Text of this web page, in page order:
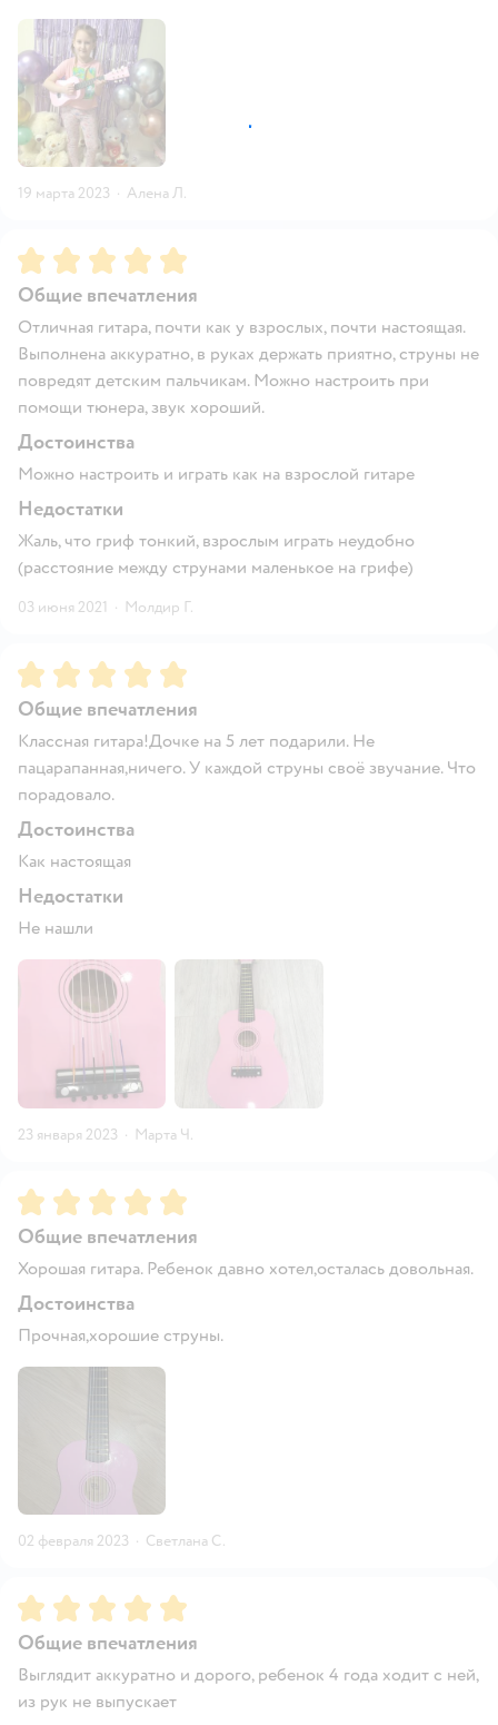
19 марта 2023 · Алена Л.
Рейтинг:5
Общие впечатления
Отличная гитара, почти как у взрослых, почти настоящая.
Выполнена аккуратно, в руках держать приятно, струны не
повредят детским пальчикам. Можно настроить при
помощи тюнера, звук хороший.
Достоинства
Можно настроить и играть как на взрослой гитаре
Недостатки
Жаль, что гриф тонкий, взрослым играть неудобно
(расстояние между струнами маленькое на грифе)
03 июня 2021 · Молдир Г.
Рейтинг:5
Общие впечатления
Классная гитара!Дочке на 5 лет подарили. Не
пацарапанная,ничего. У каждой струны своё звучание. Что
порадовало.
Достоинства
Как настоящая
Недостатки
Не нашли
23 января 2023 · Марта Ч.
Рейтинг:5
Общие впечатления
Хорошая гитара. Ребенок давно хотел,осталась довольная.
Достоинства
Прочная,хорошие струны.
02 февраля 2023 · Светлана С.
Рейтинг:5
Общие впечатления
Выглядит аккуратно и дорого, ребенок 4 года ходит с ней,
из рук не выпускает